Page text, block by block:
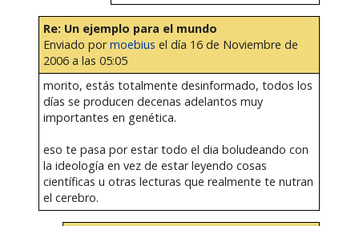
Re: Un ejemplo para el mundo
Enviado pormoebius el día 16 de Noviembre de
2006 a las 05:05
morito, estás totalmente desinformado, todos los
días se producen decenas adelantos muy
importantes en genética.
eso te pasa por estar todo el dia boludeando con
la ideología en vez de estar leyendo cosas
científicas u otras lecturas que realmente te nutran
el cerebro.